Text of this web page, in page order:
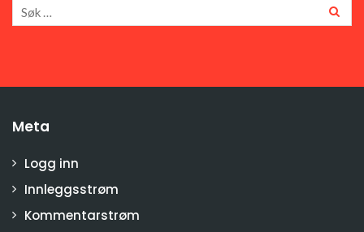
Meta
Logg inn
Innleggsstrøm
Kommentarstrøm